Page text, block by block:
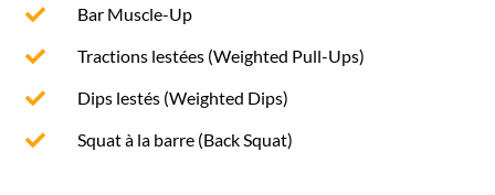
 Bar Muscle-Up
 Tractions lestées (Weighted Pull-Ups)
 Dips lestés (Weighted Dips)
 Squat à la barre (Back Squat)